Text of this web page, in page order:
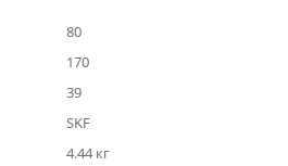
80
170
39
SKF
4.44 кг